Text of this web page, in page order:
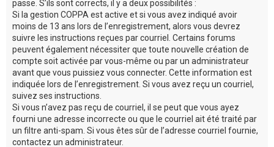
passe. S’ils sont corrects, il y a deux possibilités :
Si la gestion COPPA est active et si vous avez indiqué avoir
moins de 13 ans lors de l’enregistrement, alors vous devrez
suivre les instructions reçues par courriel. Certains forums
peuvent également nécessiter que toute nouvelle création de
compte soit activée par vous-même ou par un administrateur
avant que vous puissiez vous connecter. Cette information est
indiquée lors de l’enregistrement. Si vous avez reçu un courriel,
suivez ses instructions.
Si vous n’avez pas reçu de courriel, il se peut que vous ayez
fourni une adresse incorrecte ou que le courriel ait été traité par
un filtre anti-spam. Si vous êtes sûr de l’adresse courriel fournie,
contactez un administrateur.